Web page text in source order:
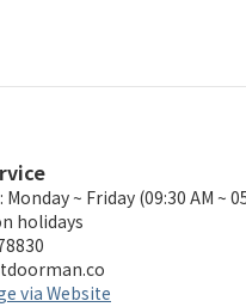
~ Friday (09:30 AM ~
holidays
via Website